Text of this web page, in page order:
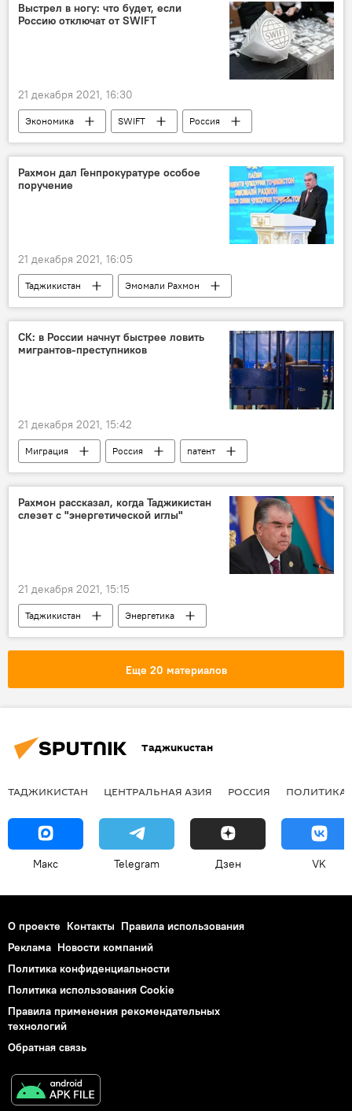
Выстрел в ногу: что будет, если
Россию отключат от SWIFT
21 декабря 2021, 16:30
Экономика SWIFT
Россия
Обзор СМИ
Рахмон дал Генпрокуратуре особое
поручение
21 декабря 2021, 16:05
Таджикистан
Эмомали Рахмон
Генпрокуратура Таджикистана
СК: в России начнут быстрее ловить
мигрантов-преступников
21 декабря 2021, 15:42
Миграция Россия патент
Рахмон рассказал, когда Таджикистан
слезет с "энергетической иглы"
21 декабря 2021, 15:15
Таджикистан
Энергетика
Эмомали Рахмон
Еще 20 материалов
Таджикистан
ТАДЖИКИСТАН ЦЕНТРАЛЬНАЯ АЗИЯ РОССИЯ ПОЛИТИКА
Макс Telegram Дзен VK
О проекте Контакты Правила использования
Реклама Новости компаний
Политика конфиденциальности
Политика использования Cookie
Правила применения рекомендательных
технологий
Обратная связь